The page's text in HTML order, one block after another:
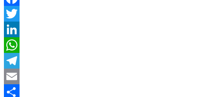
Facebook
Twitter
LinkedIn
WhatsApp
Telegram
Email